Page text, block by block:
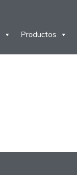
Productos